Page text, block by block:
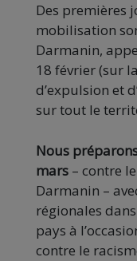
Des premières
mobilisation
Darmanin,
18 février (sur
d’expulsion et
sur tout le
Nous
mars – contre
Darmanin –
régionales
pays à
contre le